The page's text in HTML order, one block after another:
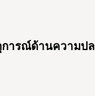
การณ์ด้านความป